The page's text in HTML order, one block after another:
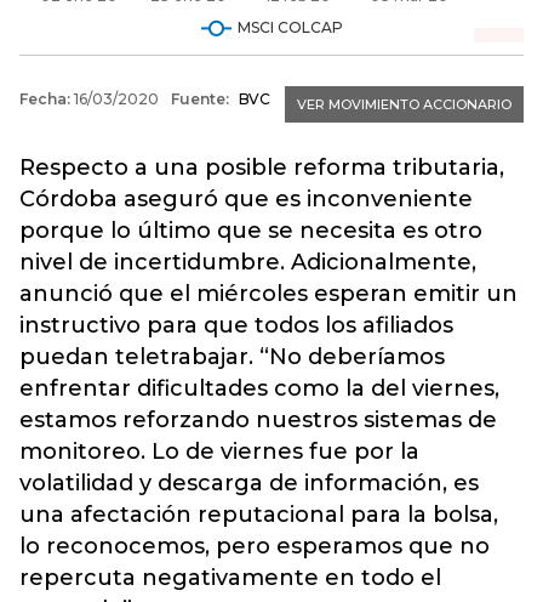
Respecto a una posible reforma tributaria,
Córdoba aseguró que es inconveniente
porque lo último que se necesita es otro
nivel de incertidumbre. Adicionalmente,
anunció que el miércoles esperan emitir un
instructivo para que todos los afiliados
puedan teletrabajar. “No deberíamos
enfrentar dificultades como la del viernes,
estamos reforzando nuestros sistemas de
monitoreo. Lo de viernes fue por la
volatilidad y descarga de información, es
una afectación reputacional para la bolsa,
lo reconocemos, pero esperamos que no
repercuta negativamente en todo el